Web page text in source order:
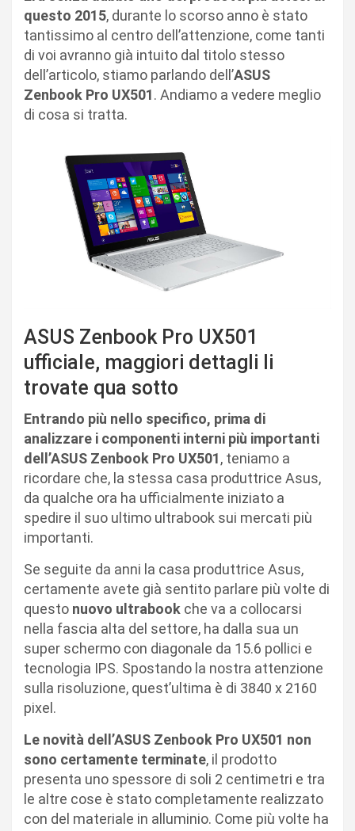
questo 2015, durante lo scorso anno è stato
tantissimo al centro dell’attenzione, come tanti
di voi avranno già intuito dal titolo stesso
dell’articolo, stiamo parlando dell’ASUS
Zenbook Pro UX501. Andiamo a vedere meglio
di cosa si tratta.
ASUS Zenbook Pro UX501
ufficiale, maggiori dettagli li
trovate qua sotto
Entrando più nello specifico, prima di
analizzare i componenti interni più importanti
dell’ASUS Zenbook Pro UX501, teniamo a
ricordare che, la stessa casa produttrice Asus,
da qualche ora ha ufficialmente iniziato a
spedire il suo ultimo ultrabook sui mercati più
importanti.
Se seguite da anni la casa produttrice Asus,
certamente avete già sentito parlare più volte di
questo nuovo ultrabook che va a collocarsi
nella fascia alta del settore, ha dalla sua un
super schermo con diagonale da 15.6 pollici e
tecnologia IPS. Spostando la nostra attenzione
sulla risoluzione, quest’ultima è di 3840 x 2160
pixel.
Le novità dell’ASUS Zenbook Pro UX501 non
sono certamente terminate, il prodotto
presenta uno spessore di soli 2 centimetri e tra
le altre cose è stato completamente realizzato
con del materiale in alluminio. Come più volte ha